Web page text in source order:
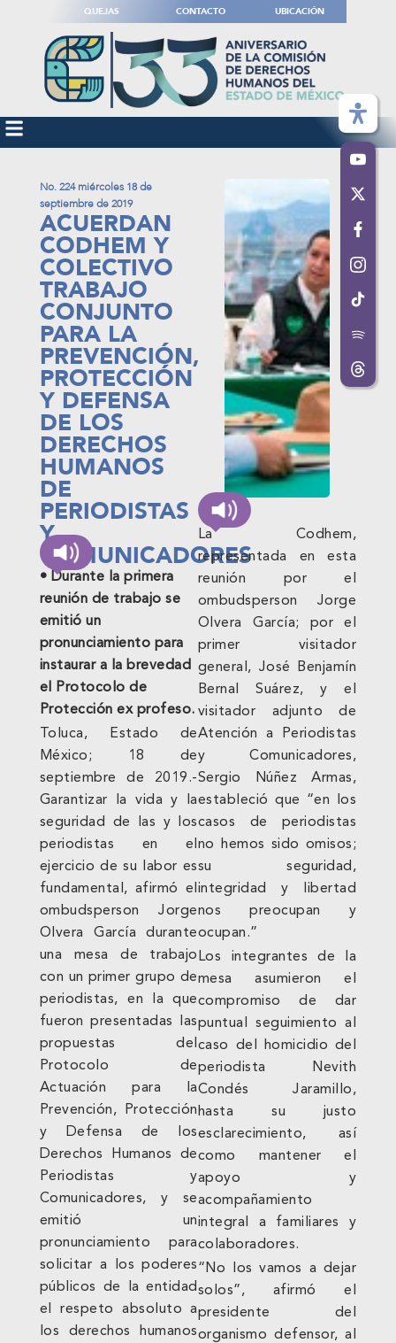
QUEJAS CONTACTO UBICACIÓN
No. 224 miércoles 18 de
septiembre de 2019
ACUERDAN
CODHEM Y
COLECTIVO
TRABAJO
CONJUNTO
PARA LA
PREVENCIÓN,
PROTECCIÓN
Y DEFENSA
DE LOS
DERECHOS
HUMANOS
DE
PERIODISTAS
Y
COMUNICADORES
• Durante la primera
reunión de trabajo se
emitió un
pronunciamiento para
instaurar a la brevedad
el Protocolo de
Protección ex profeso.
Toluca, Estado de
México; 18 de
septiembre de 2019.-
Garantizar la vida y la
seguridad de las y los
periodistas en el
ejercicio de su labor es
fundamental, afirmó el
ombudsperson Jorge
Olvera García durante
una mesa de trabajo
con un primer grupo de
periodistas, en la que
fueron presentadas las
propuestas del
Protocolo de
Actuación para la
Prevención, Protección
y Defensa de los
Derechos Humanos de
Periodistas y
Comunicadores, y se
emitió un
pronunciamiento para
solicitar a los poderes
públicos de la entidad
el respeto absoluto a
los derechos humanos
La Codhem,
representada en esta
reunión por el
ombudsperson Jorge
Olvera García; por el
primer visitador
general, José Benjamín
Bernal Suárez, y el
visitador adjunto de
Atención a Periodistas
y Comunicadores,
Sergio Núñez Armas,
estableció que “en los
casos de periodistas
no hemos sido omisos;
su seguridad,
integridad y libertad
nos preocupan y
ocupan.”
Los integrantes de la
mesa asumieron el
compromiso de dar
puntual seguimiento al
caso del homicidio del
periodista Nevith
Condés Jaramillo,
hasta su justo
esclarecimiento, así
como mantener el
apoyo y
acompañamiento
integral a familiares y
colaboradores.
“No los vamos a dejar
solos”, afirmó el
presidente del
organismo defensor, al